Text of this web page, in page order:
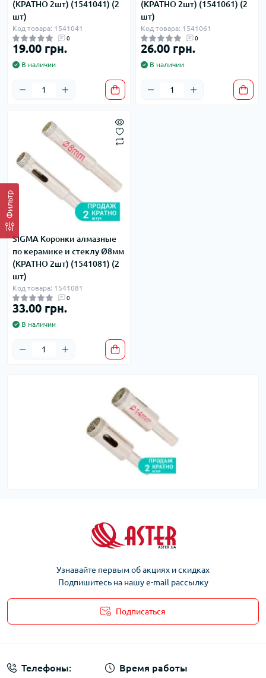
Фильтр
(КРАТНО 2шт) (1541041) (2
шт)
Код товара: 1541041
0
19.00 грн.
В наличии
(КРАТНО 2шт) (1541061) (2
шт)
Код товара: 1541061
0
26.00 грн.
В наличии
SIGMA Коронки алмазные
по керамике и стеклу Ø8мм
(КРАТНО 2шт) (1541081) (2
шт)
Код товара: 1541081
0
33.00 грн.
В наличии
Узнавайте первым об акциях и скидках
Подпишитесь на нашу e-mail рассылку
Подписаться
Телефоны: Время работы